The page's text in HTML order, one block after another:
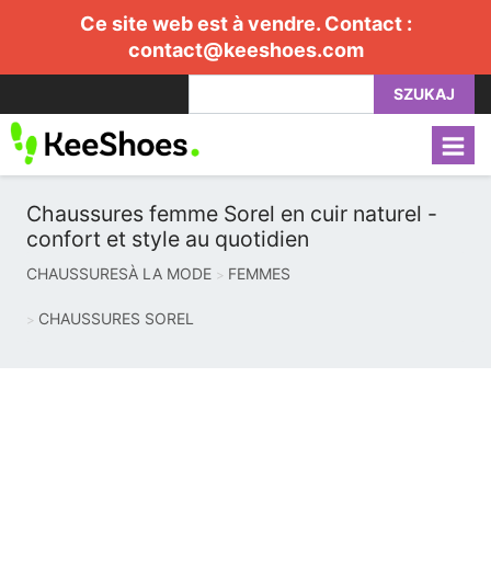
Ce site web est à vendre. Contact :
contact@keeshoes.com
SZUKAJ
Chaussures femme Sorel en cuir naturel -
confort et style au quotidien
CHAUSSURESÀ LA MODE FEMMES
CHAUSSURES SOREL